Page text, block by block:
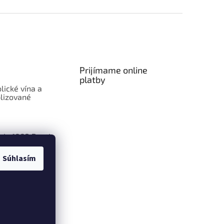
Súhlasím
vína a
1883 Routin
Smoothie:
Prijímame online
platby